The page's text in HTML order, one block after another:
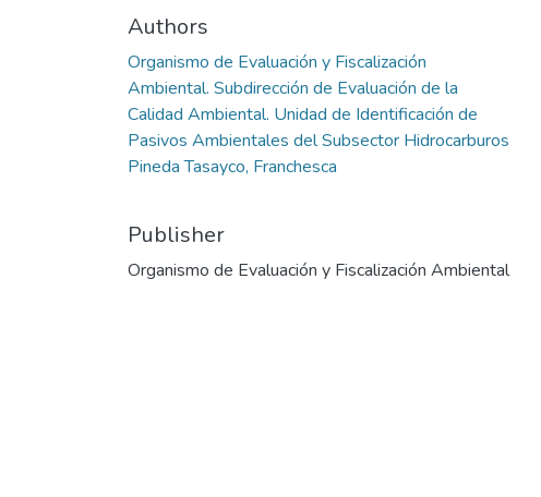
Authors
Organismo de Evaluación y Fiscalización
Ambiental. Subdirección de Evaluación de la
Calidad Ambiental. Unidad de Identificación de
Pasivos Ambientales del Subsector Hidrocarburos
Pineda Tasayco, Franchesca
Publisher
Organismo de Evaluación y Fiscalización Ambiental